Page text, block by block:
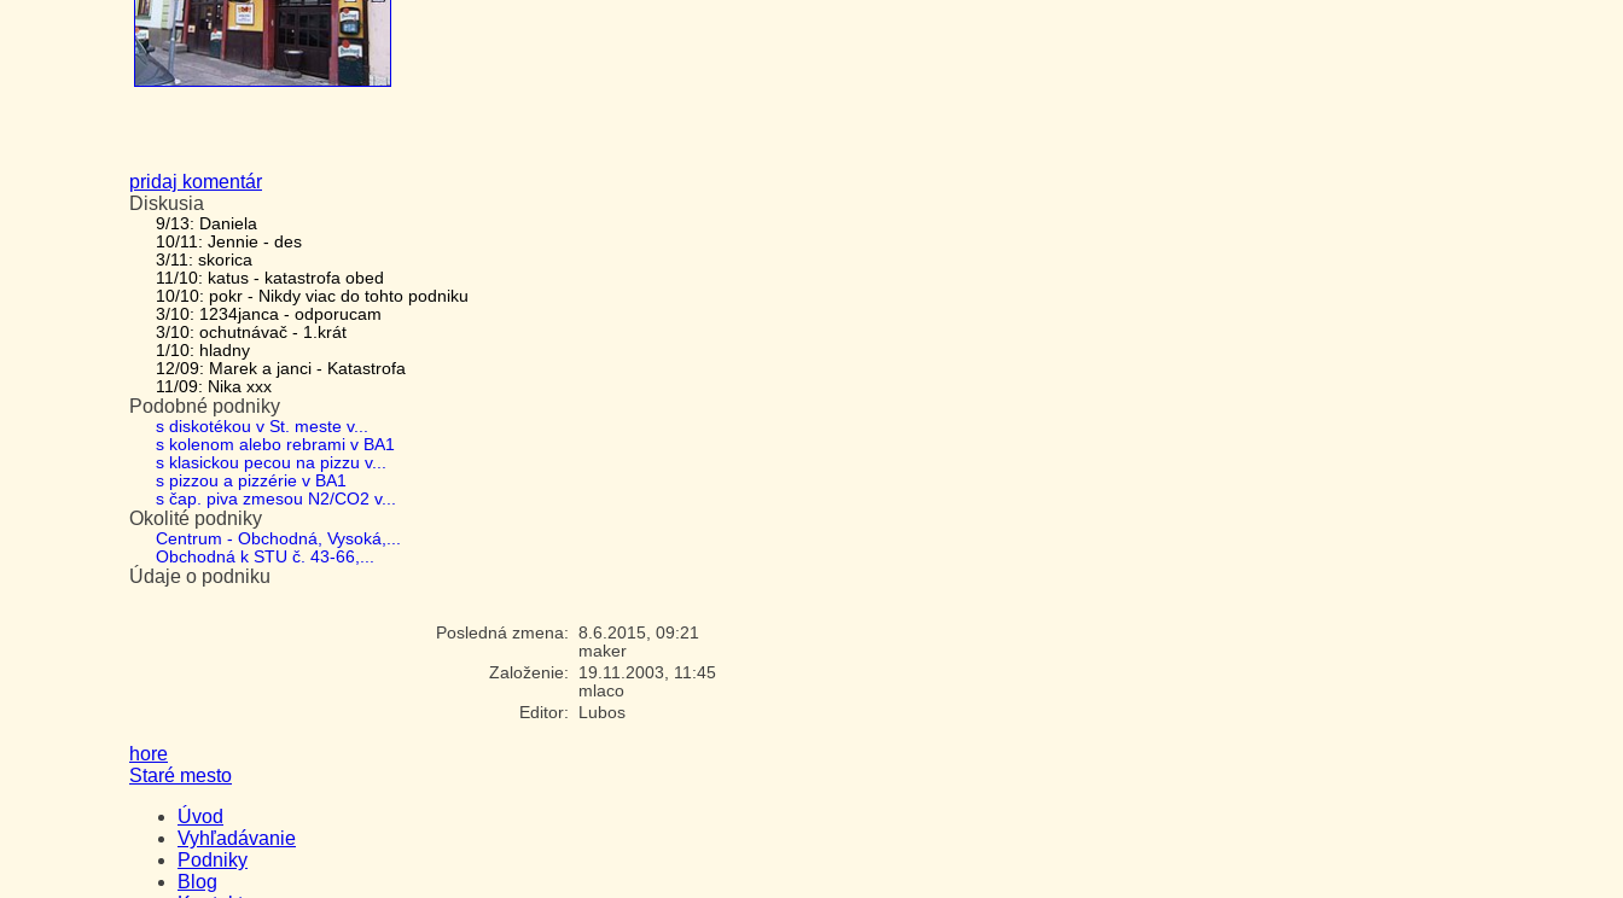
pridaj komentár
Diskusia
9/13: Daniela
10/11: Jennie - des
3/11: skorica
11/10: katus - katastrofa obed
10/10: pokr - Nikdy viac do tohto podniku
3/10: 1234janca - odporucam
3/10: ochutnávač - 1.krát
1/10: hladny
12/09: Marek a janci - Katastrofa
11/09: Nika xxx
Podobné podniky
s diskotékou v St. meste v...
s kolenom alebo rebrami v BA1
s klasickou pecou na pizzu v...
s pizzou a pizzérie v BA1
s čap. piva zmesou N2/CO2 v...
Okolité podniky
Centrum - Obchodná, Vysoká,...
Obchodná k STU č. 43-66,...
Údaje o podniku
Posledná zmena: 8.6.2015, 09:21
maker
Založenie: 19.11.2003, 11:45
mlaco
Editor:
Lubos
hore
Staré mesto
Úvod
Vyhľadávanie
Podniky
Blog